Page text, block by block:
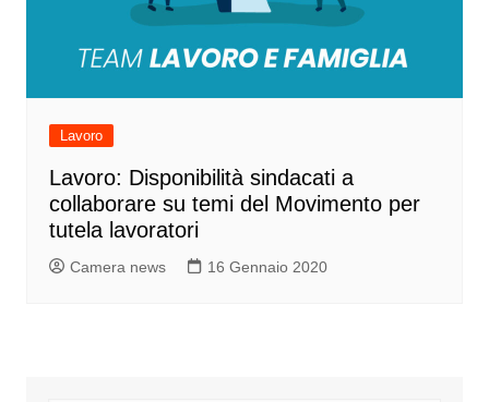
Lavoro
Lavoro: Disponibilità sindacati a
collaborare su temi del Movimento per
tutela lavoratori
Camera news 16 Gennaio 2020